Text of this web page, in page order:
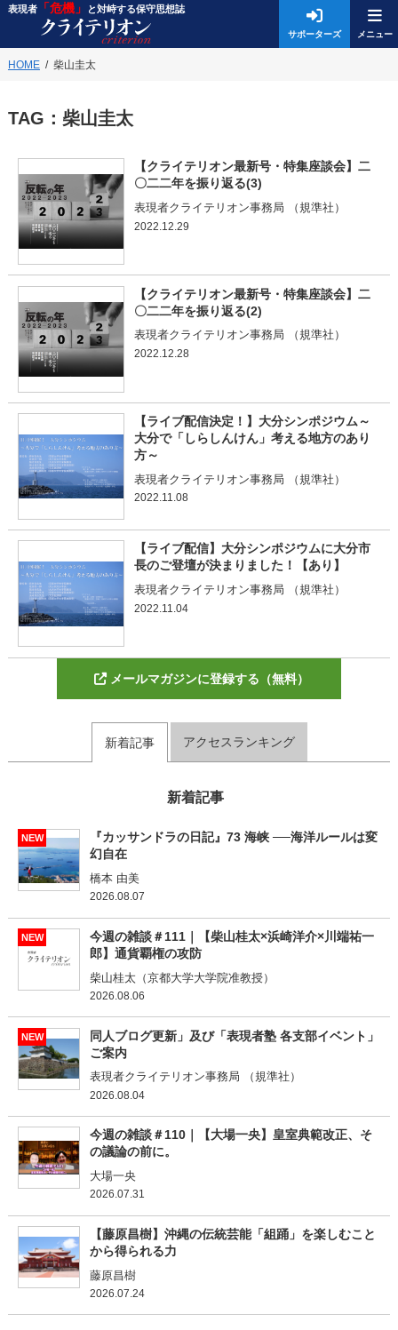
表現者「危機」 と対峙する保守思想誌
サポーターズ
HOME 柴山圭太
TAG： 柴山圭太
【クライテリオン最新号・特集座談会】二
〇二二年を振り返る(3)
表現者クライテリオン事務局 （規準社）
2022.12.29
【クライテリオン最新号・特集座談会】二
〇二二年を振り返る(2)
表現者クライテリオン事務局 （規準社）
2022.12.28
【ライブ配信決定！】大分シンポジウム～
大分で「しらしんけん」考える地方のあり
方～
表現者クライテリオン事務局 （規準社）
2022.11.08
【ライブ配信】大分シンポジウムに大分市
長のご登壇が決まりました！【あり】
表現者クライテリオン事務局 （規準社）
2022.11.04
メールマガジンに登録する（無料）
新着記事 アクセスランキング
新着記事
NEW
『カッサンドラの日記』73 海峡 ──海洋ルールは変
幻自在
橋本 由美
2026.08.07
NEW
今週の雑談＃111｜【柴山桂太×浜崎洋介×川端祐一
郎】通貨覇権の攻防
柴山桂太（京都大学大学院准教授）
2026.08.06
NEW
同人ブログ更新」及び「表現者塾 各支部イベント」
ご案内
表現者クライテリオン事務局 （規準社）
2026.08.04
今週の雑談＃110｜【大場一央】皇室典範改正、そ
の議論の前に。
大場一央
2026.07.31
【藤原昌樹】沖縄の伝統芸能「組踊」を楽しむこと
から得られる力
藤原昌樹
2026.07.24